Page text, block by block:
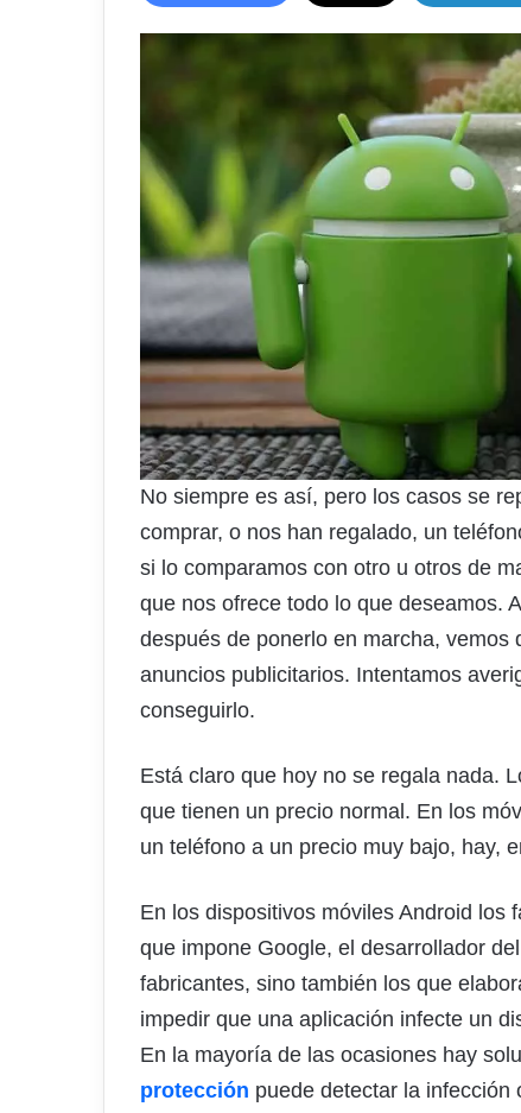
No siempre es así, pero los casos se
comprar, o nos han regalado, un
si lo comparamos con otro u otros de
que nos ofrece todo lo que deseamos.
después de ponerlo en marcha,
anuncios publicitarios. Intentamos
conseguirlo.
Está claro que hoy no se regala nada.
que tienen un precio normal. En los
un teléfono a un precio muy bajo, hay,
En los dispositivos móviles Android los
que impone Google, el desarrollador
fabricantes, sino también los que
impedir que una aplicación infecte un
En la mayoría de las ocasiones hay
protección puede detectar la infección